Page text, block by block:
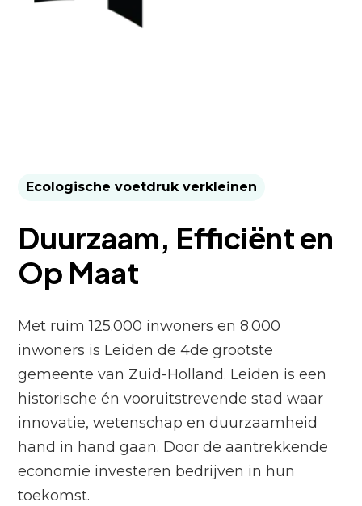
Ecologische voetdruk verkleinen
Duurzaam, Efficiënt en
Op Maat
Met ruim 125.000 inwoners en 8.000
inwoners is Leiden de 4de grootste
gemeente van Zuid-Holland. Leiden is een
historische én vooruitstrevende stad waar
innovatie, wetenschap en duurzaamheid
hand in hand gaan. Door de aantrekkende
economie investeren bedrijven in hun
toekomst.